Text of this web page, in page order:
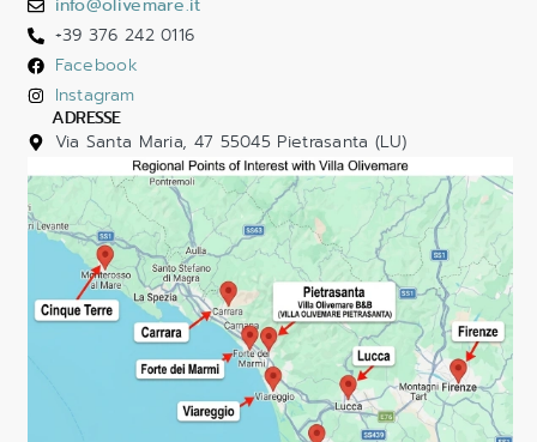
info@olivemare.it
+39 376 242 0116
Facebook
Instagram
ADRESSE
Via Santa Maria, 47 55045 Pietrasanta (LU)